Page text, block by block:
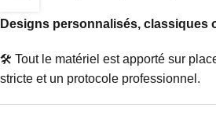
Designs personnalisés, classiques
🛠️ Tout le matériel est apporté sur
stricte et un protocole professionnel.